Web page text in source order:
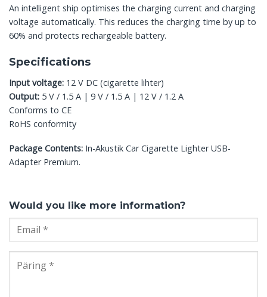
An intelligent ship optimises the charging current and charging
voltage automatically. This reduces the charging time by up to
60% and protects rechargeable battery.
Specifications
Input voltage: 12 V DC (cigarette lihter)
Output: 5 V / 1.5 A | 9 V / 1.5 A | 12 V / 1.2 A
Conforms to CE
RoHS conformity
Package Contents: In-Akustik Car Cigarette Lighter USB-
Adapter Premium.
Would you like more information?